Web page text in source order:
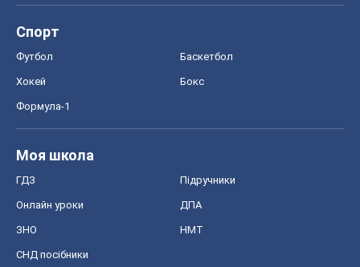
Спорт
Футбол Баскетбол
Хокей Бокс
Формула-1
Моя школа
ГДЗ Підручники
Онлайн уроки ДПА
ЗНО НМТ
СНД посібники